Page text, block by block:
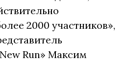
2000 участников»,
Run» Максим